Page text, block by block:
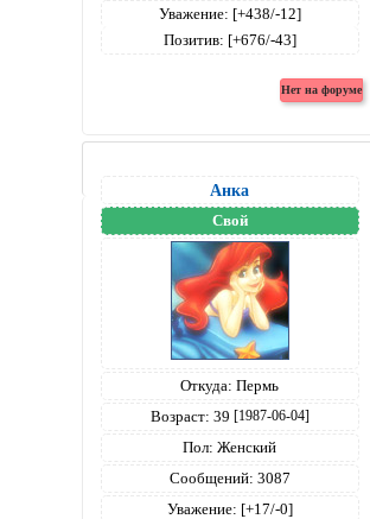
Уважение: [+438/-12]
Позитив: [+676/-43]
Анка
Свой
Откуда: Пермь
Возраст: 39 [1987-06-04]
Пол: Женский
Сообщений: 3087
Уважение: [+17/-0]